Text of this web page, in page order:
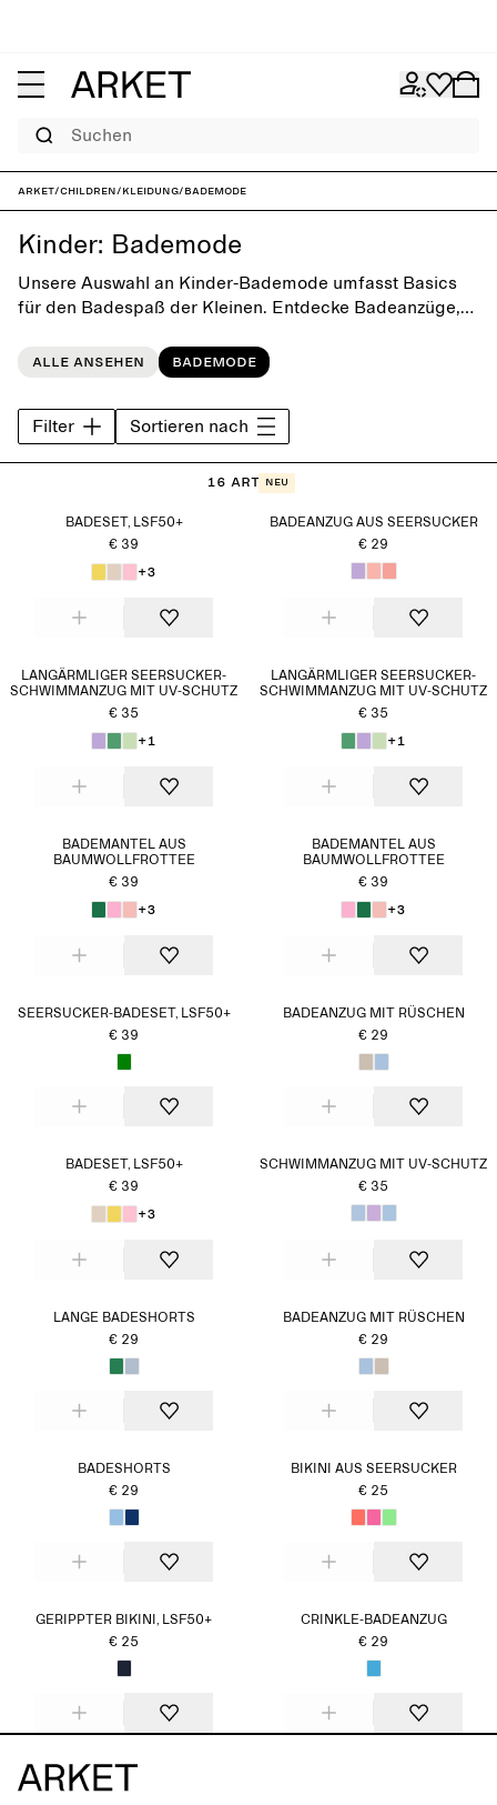
Suchen
ARKET/Children/Kleidung/Bademode
Kinder: Bademode
Unsere Auswahl an Kinder-Bademode umfasst Basics
für den Badespaß der Kleinen. Entdecke Badeanzüge,
Kapuzenhandtücher, die beim Ausruhen warm halten.
Alle ansehen Bademode
Filter Sortieren nach
16 Artikel
BADESET, LSF50+
€ 39
+3
Neu
BADEANZUG AUS SEERSUCKER
€ 29
LANGÄRMLIGER SEERSUCKER-
SCHWIMMANZUG MIT UV-SCHUTZ
€ 35
+1
LANGÄRMLIGER SEERSUCKER-
SCHWIMMANZUG MIT UV-SCHUTZ
€ 35
+1
BADEMANTEL AUS
BAUMWOLLFROTTEE
€ 39
+3
BADEMANTEL AUS
BAUMWOLLFROTTEE
€ 39
+3
SEERSUCKER-BADESET, LSF50+
€ 39
BADEANZUG MIT RÜSCHEN
€ 29
BADESET, LSF50+
€ 39
+3
SCHWIMMANZUG MIT UV-SCHUTZ
€ 35
LANGE BADESHORTS
€ 29
BADEANZUG MIT RÜSCHEN
€ 29
BADESHORTS
€ 29
BIKINI AUS SEERSUCKER
€ 25
GERIPPTER BIKINI, LSF50+
€ 25
CRINKLE-BADEANZUG
€ 29